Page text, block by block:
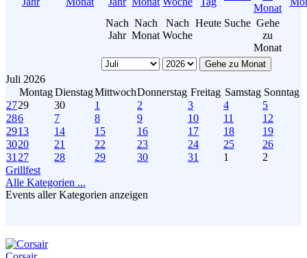
Nach
Jahr
Nach
Monat
Nach
Woche
Heute Suche Gehe
zu
Monat
Gehe zu Monat
Juli 2026
Montag DienstagMittwochDonnerstag Freitag Samstag Sonntag
2729 30 1 2 3 4
5
286 7 8 9 10 11
12
2913 14 15 16 17 18
19
3020 21 22 23 24 25
26
31 27 28 29 30 31 1
2
Grillfest
Alle Kategorien ...
Events aller Kategorien anzeigen